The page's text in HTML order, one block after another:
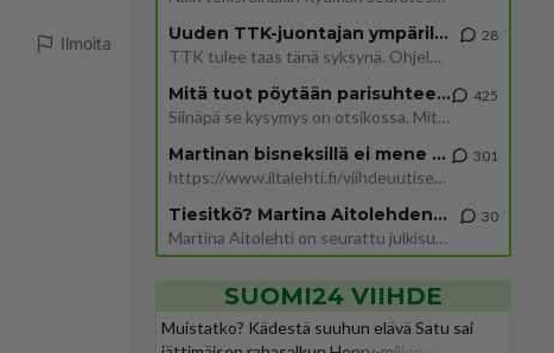
Ilmoita Uuden TTK-juontajan ympärillä epätietoisuus sakenee - Nyt MTV hämmentää soppaa
TTK tulee taas tänä syksynä. Ohjelman uudet tähtioppilaat julkistetaan torstaina 6. elokuuta klo 14 alkavassa lehdistö
28
Mitä tuot pöytään parisuhteessa?
Siinäpä se kysymys on otsikossa. Mitäpä siis tuot/toisit pöytään parisuhteessa? Oletko mies vai nainen? Koetko sen mitä
425
Martinan bisneksillä ei mene hyvin
https://www.iltalehti.fi/viihdeuutiset/a/c46da6ab-340f-4790-aaa7-0865eed2336 Yrityksen konkurssihakemus on tullut kärä
301
Tiesitkö? Martina Aitolehden isäpuoli on tämä suosittu laulaja
Martina Aitolehti on seurattu julkisuuden henkilö. Lähipiiriin mahtuu muitakin tunnettuja henkilöitä. Tiesitkö, että Ma
30
SUOMI24 VIIHDE
Muistatko? Kädestä suuhun elävä Satu sai